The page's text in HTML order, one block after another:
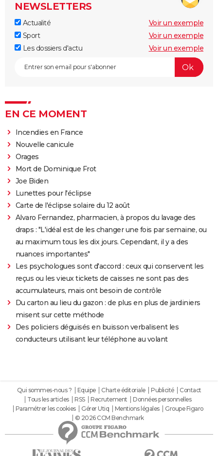
NEWSLETTERS
Actualité
Voir un exemple
Sport
Voir un exemple
Les dossiers d'actu
Voir un exemple
EN CE MOMENT
Incendies en France
Nouvelle canicule
Orages
Mort de Dominique Frot
Joe Biden
Lunettes pour l'éclipse
Carte de l'éclipse solaire du 12 août
Alvaro Fernandez, pharmacien, à propos du lavage des
draps : "L'idéal est de les changer une fois par semaine, ou
au maximum tous les dix jours. Cependant, il y a des
nuances importantes"
Les psychologues sont d'accord : ceux qui conservent les
reçus ou les vieux tickets de caisses ne sont pas des
accumulateurs, mais ont besoin de contrôle
Du carton au lieu du gazon : de plus en plus de jardiniers
misent sur cette méthode
Des policiers déguisés en buisson verbalisent les
conducteurs utilisant leur téléphone au volant
Qui sommes-nous ? Equipe Charte éditoriale Publicité
Contact
Tous les articles
RSS Recrutement
Données personnelles
Paramétrer les cookies
Gérer Utiq Mentions légales
Groupe Figaro
© 2026 CCM Benchmark